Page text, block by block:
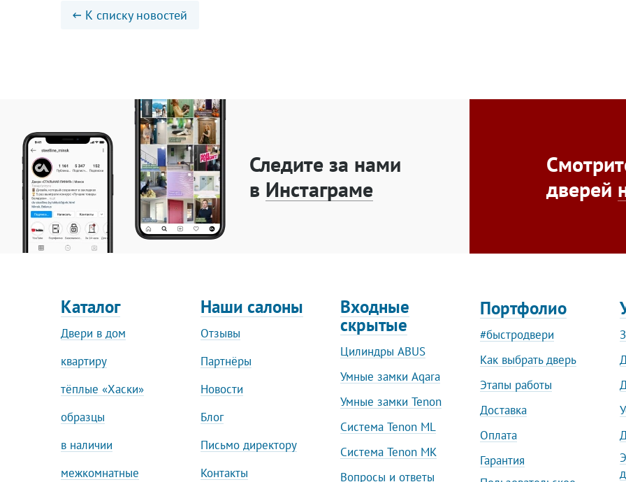
К списку новостей
Следите за нами
в Инстаграме
дверей
Каталог
Двери в дом
квартиру
тёплые «Хаски»
образцы
в наличии
межкомнатные
Наши салоны
Отзывы
Партнёры
Новости
Блог
Письмо директору
Контакты
Входные
скрытые
Цилиндры ABUS
Умные замки Aqara
Умные замки Tenon
Система Tenon ML
Система Tenon MK
Вопросы и ответы
Портфолио
#быстродвери
Как выбрать дверь
Этапы работы
Доставка
Оплата
Гарантия